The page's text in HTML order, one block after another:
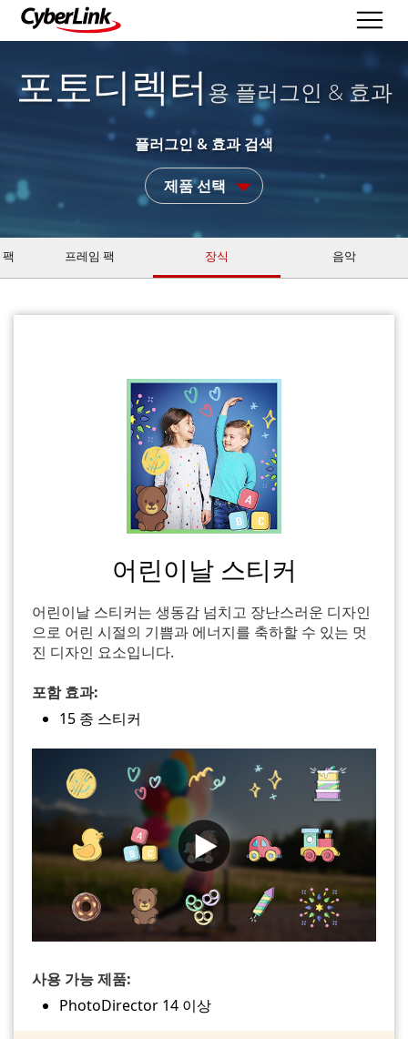
포토디렉터 용 플러그인 & 효과
플러그인 & 효과 검색
제품 선택
프레임 팩 장식 음악
어린이날 스티커
어린이날 스티커는 생동감 넘치고 장난스러운 디자인
으로 어린 시절의 기쁨과 에너지를 축하할 수 있는 멋
진 디자인 요소입니다.
포함 효과:
15 종 스티커
사용 가능 제품:
PhotoDirector 14 이상